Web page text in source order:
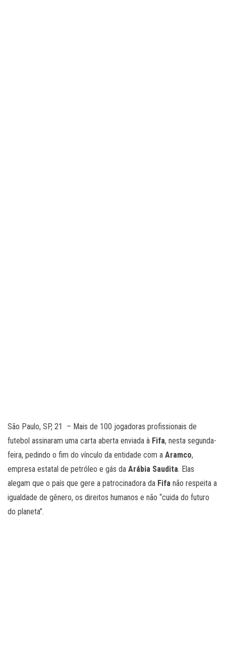
São Paulo, SP, 21 – Mais de 100 jogadoras profissionais de
futebol assinaram uma carta aberta enviada à Fifa, nesta segunda-
feira, pedindo o fim do vínculo da entidade com a Aramco,
empresa estatal de petróleo e gás da Arábia Saudita. Elas
alegam que o país que gere a patrocinadora da Fifa não respeita a
igualdade de gênero, os direitos humanos e não “cuida do futuro
do planeta”.